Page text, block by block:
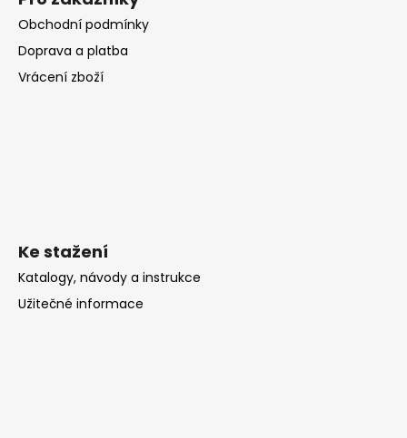
Obchodní podmínky
Doprava a platba
Vrácení zboží
Ke stažení
Katalogy, návody a instrukce
Užitečné informace